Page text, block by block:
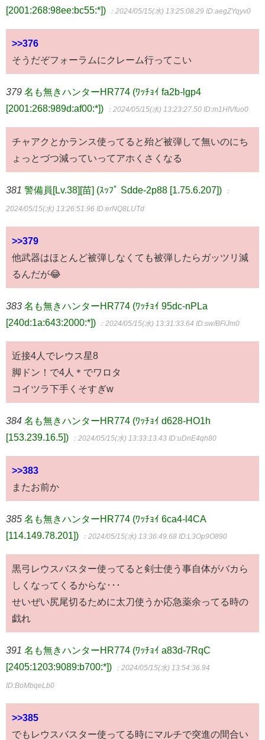
[2001:268:98ee:bc55:*]) ：2024/05/15(水) 13:25:08.29 ID:aegZYqyv0
>>376
そうだぞフォーラムにクレーム行ってこい
379 名も無きハンターHR774 (ﾜｯﾁｮｲ fa2b-lgp4
[2001:268:989d:af00:*])
：2024/05/15(水) 13:23:27.50 ID:m1HIVfuo0
チャアクとかランス使ってると殆ど被弾して無いのにち
ょっとづつ減っていってアホくさくなる
381 警備員[Lv.38][苗] (ｽｯﾌﾟ Sdde-2p88 [1.75.6.207]) ：
2024/05/15(水) 13:26:51.96 ID:erNQ8LUTd
>>379
他武器はほとんど被弾しなくても被弾したらガッツリ減
るんだが😂
383 名も無きハンターHR774 (ﾜｯﾁｮｲ 95dc-nPLa
[240d:1a:643:2000:*])
：2024/05/15(水) 13:31:33.64 ID:sw/BFiJm0
近接4人でレウス星8
脚ドン！で4人＊でワロタ
コイツラ下手くそすぎw
384 名も無きハンターHR774 (ﾜｯﾁｮｲ d628-HO1h
[153.239.16.5])
：2024/05/15(水) 13:33:13.43 ID:uDnE4qh80
>>383
またお前か
385 名も無きハンターHR774 (ﾜｯﾁｮｲ 6ca4-l4CA
[114.149.78.201])
：2024/05/15(水) 13:36:49.68 ID:L3Op9O890
黒弓レウスバスター使ってると剣士使う事自体がバカら
しくなってくるからな･･･
せいぜい尻尾切るために太刀使うか応急薬余ってる時の
戯れ
391 名も無きハンターHR774 (ﾜｯﾁｮｲ a83d-7RqC
[2405:1203:9089:b700:*])
：2024/05/15(水) 13:54:36.94
ID:BoMbqeLb0
>>385
でもレウスバスター使ってる時にマルチで突進の間合い